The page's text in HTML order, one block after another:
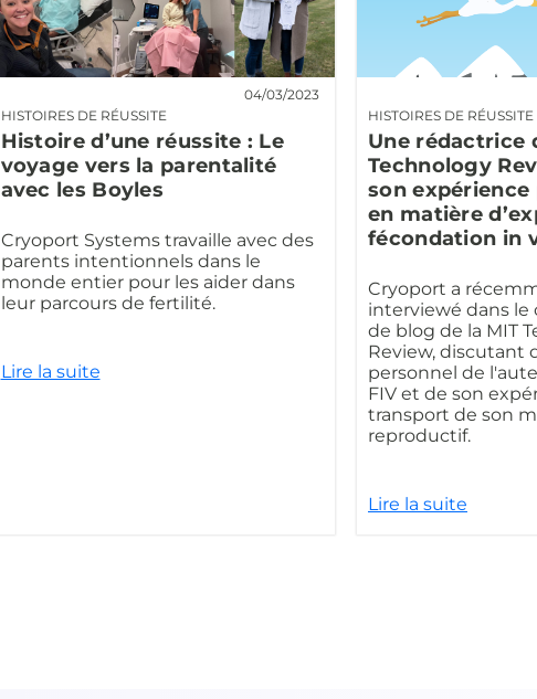
HISTOIRES DE RÉUSSITE
04/03/2023
Histoire d’une réussite : Le
voyage vers la parentalité
avec les Boyles
Cryoport Systems travaille avec des
parents intentionnels dans le
monde entier pour les aider dans
leur parcours de fertilité.
Lire la suite
HISTOIRES DE RÉUSSITE
Une rédactrice
Technology
son expérience
en matière
fécondation in
Cryoport a
interviewé dans le
de blog de la MIT
Review, discutant
personnel de
FIV et de son
transport de son
reproductif.
Lire la suite